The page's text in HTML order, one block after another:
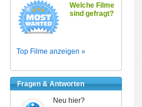
Welche Filme
sind gefragt?
Top Filme anzeigen »
Fragen & Antworten
Neu hier?